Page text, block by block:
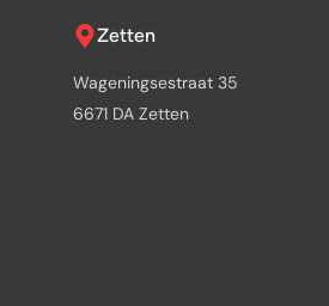
Zetten
Wageningsestraat 35
6671 DA Zetten